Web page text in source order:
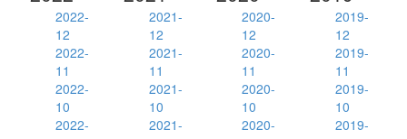
2022-
12
2022-
11
2022-
10
2022-
2021-
12
2021-
11
2021-
10
2021-
2020-
12
2020-
11
2020-
10
2020-
2019-
12
2019-
11
2019-
10
2019-